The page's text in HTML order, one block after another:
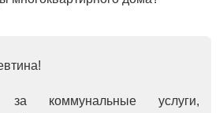
коммунальные услуги,